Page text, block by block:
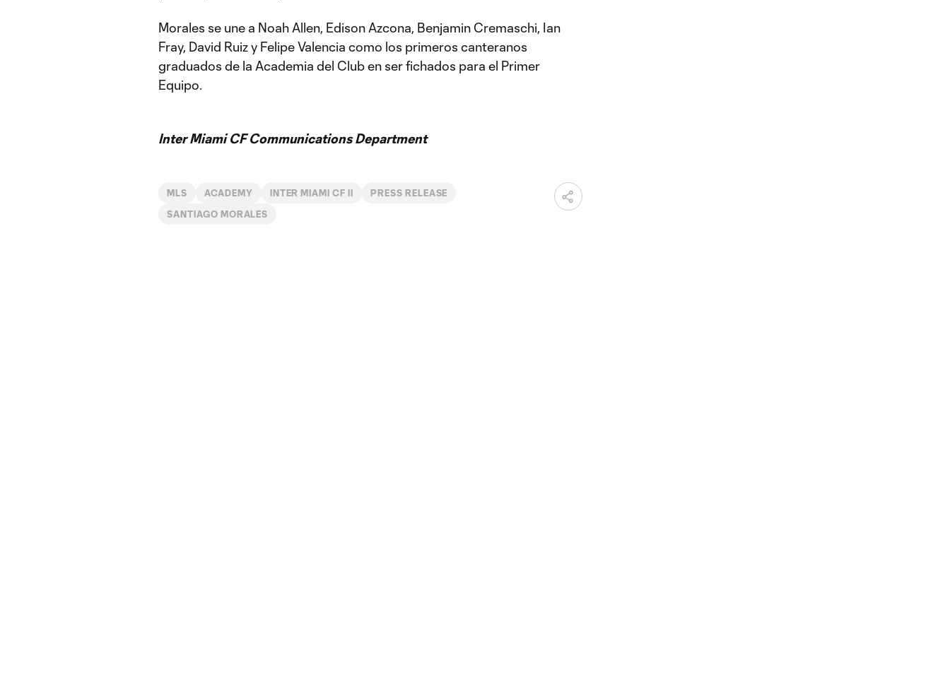
Morales se une a Noah Allen, Edison Azcona, Benjamin Cremaschi, Ian
Fray, David Ruiz y Felipe Valencia como los primeros canteranos
graduados de la Academia del Club en ser fichados para el Primer
Equipo.
Inter Miami CF Communications Department
MLS ACADEMY INTER MIAMI CF II PRESS RELEASE
SANTIAGO MORALES